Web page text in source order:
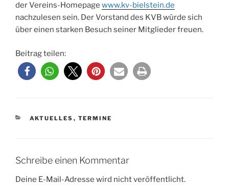
der Vereins-Homepage www.kv-bielstein.de
nachzulesen sein. Der Vorstand des KVB würde sich
über einen starken Besuch seiner Mitglieder freuen.
Beitrag teilen:
KATEGORIEN
AKTUELLES , TERMINE
Schreibe einen Kommentar
Deine E-Mail-Adresse wird nicht veröffentlicht.